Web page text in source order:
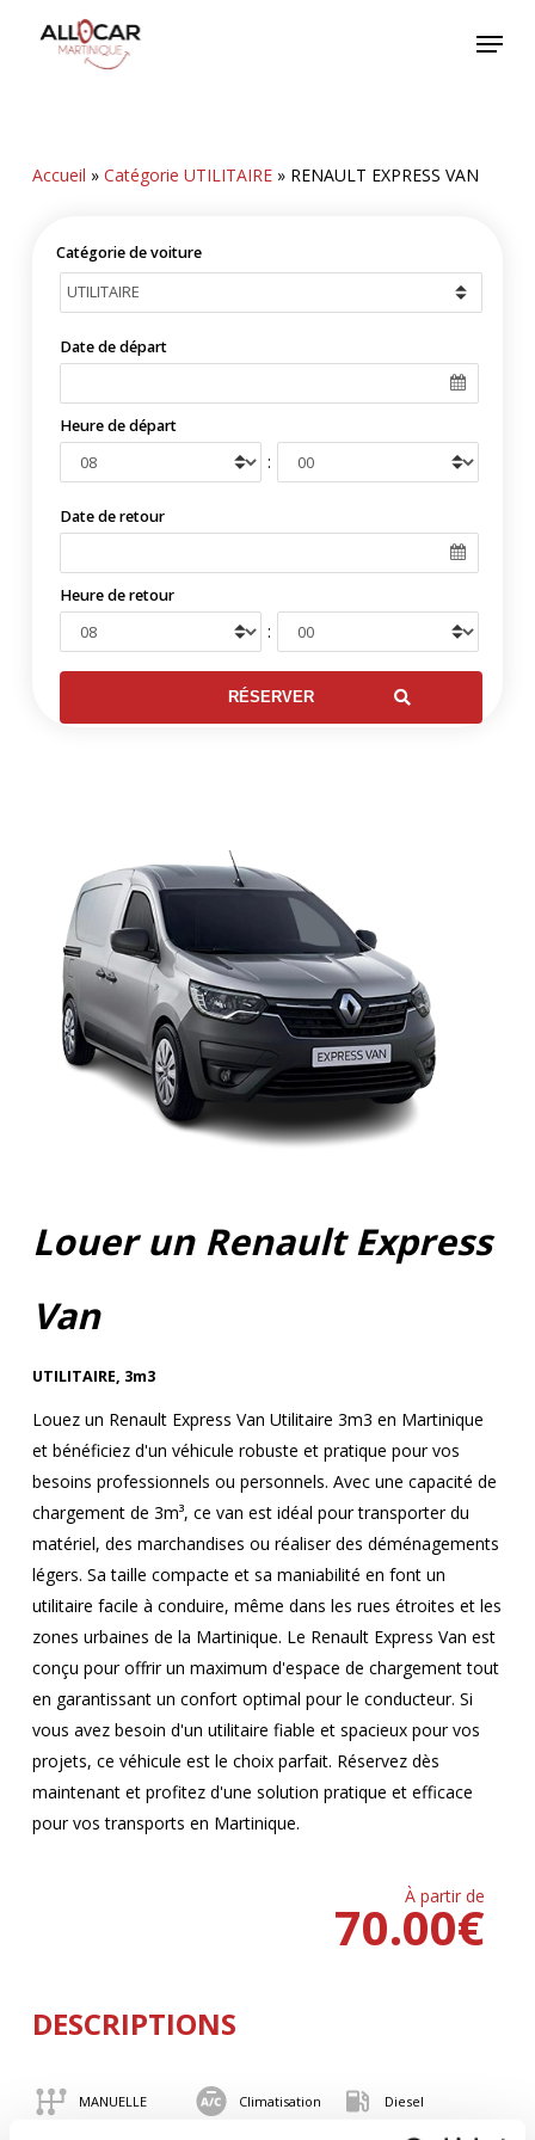
Menu
Accueil » Catégorie UTILITAIRE» RENAULT EXPRESS VAN
Catégorie de voiture
Date de départ
Heure de départ
:
Date de retour
Heure de retour
:
Louer un Renault Express
Van
UTILITAIRE, 3m3
Louez un Renault Express Van Utilitaire 3m3 en Martinique
et bénéficiez d'un véhicule robuste et pratique pour vos
besoins professionnels ou personnels. Avec une capacité de
chargement de 3m³, ce van est idéal pour transporter du
matériel, des marchandises ou réaliser des déménagements
légers. Sa taille compacte et sa maniabilité en font un
utilitaire facile à conduire, même dans les rues étroites et les
zones urbaines de la Martinique. Le Renault Express Van est
conçu pour offrir un maximum d'espace de chargement tout
en garantissant un confort optimal pour le conducteur. Si
vous avez besoin d'un utilitaire fiable et spacieux pour vos
projets, ce véhicule est le choix parfait. Réservez dès
maintenant et profitez d'une solution pratique et efficace
pour vos transports en Martinique.
À partir de
€
70.00
DESCRIPTIONS
MANUELLE Climatisation Diesel